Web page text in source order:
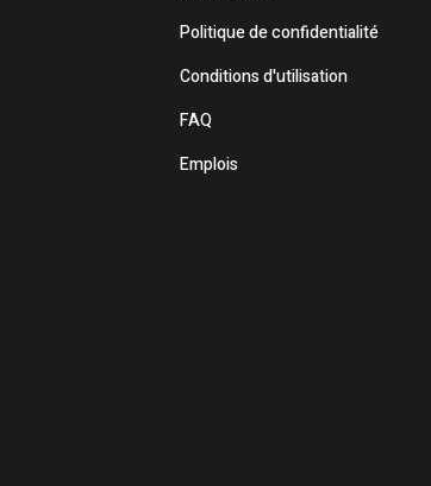
Politique de confidentialité
Conditions d'utilisation
FAQ
Emplois